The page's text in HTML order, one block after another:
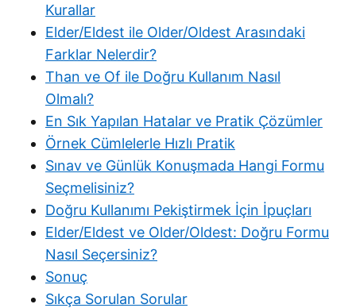
Kurallar
Elder/Eldest ile Older/Oldest Arasındaki
Farklar Nelerdir?
Than ve Of ile Doğru Kullanım Nasıl
Olmalı?
En Sık Yapılan Hatalar ve Pratik Çözümler
Örnek Cümlelerle Hızlı Pratik
Sınav ve Günlük Konuşmada Hangi Formu
Seçmelisiniz?
Doğru Kullanımı Pekiştirmek İçin İpuçları
Elder/Eldest ve Older/Oldest: Doğru Formu
Nasıl Seçersiniz?
Sonuç
Sıkça Sorulan Sorular